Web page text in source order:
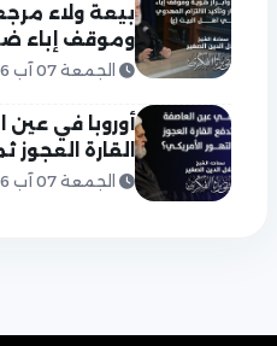
بيعة ولاء
وموقف إباء ضد
الجمعة 07 آب 2026
أوروبا في
القارة العجوز
الجمعة 07 آب 2026